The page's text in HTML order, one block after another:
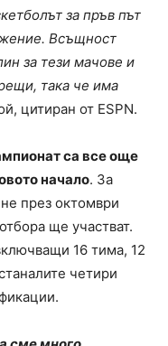
за пръв път
Всъщност
за тези мачове и
така че има
цитиран от ESPN.
са все още
начало. За
през октомври
ще участват.
16 тима, 12
четири